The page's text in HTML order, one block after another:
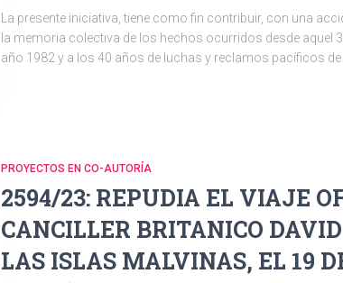
La presente iniciativa, tiene como fin contribuir, con una
la memoria colectiva de los hechos ocurridos desde aquel 3
año 1982 y a los 40 años de luchas y reclamos pacíficos
PROYECTOS EN CO-AUTORÍA
2594/23: REPUDIA EL VIAJE
CANCILLER BRITANICO
LAS ISLAS MALVINAS, EL 19